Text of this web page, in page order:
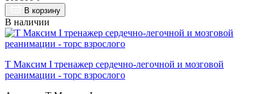
В корзину
В наличии
Т Максим I тренажер сердечно-легочной и мозговой
реанимации - торс взрослого